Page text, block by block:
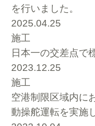
を行いました。
2025.04.25
施工
日本一の交差点で
2023.12.25
施工
空港制限区域内に
動操舵運転を実施